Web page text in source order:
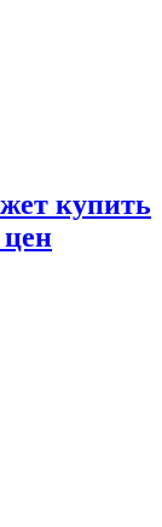
купить